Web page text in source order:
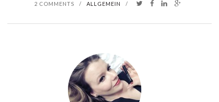
2 COMMENTS / ALLGEMEIN /